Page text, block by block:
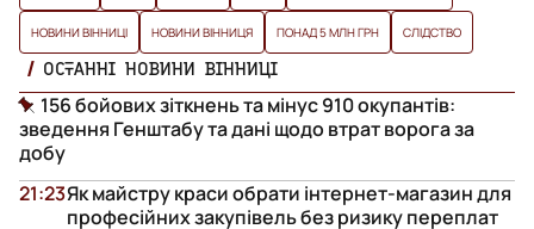
НОВИНИ ВІННИЦІ НОВИНИ ВІННИЦЯ ПОНАД 5 МЛН ГРН СЛІДСТВО
ОСТАННІ НОВИНИ ВІННИЦІ
156 бойових зіткнень та мінус 910 окупантів:
зведення Генштабу та дані щодо втрат ворога за
добу
Як майстру краси обрати інтернет-магазин для
професійних закупівель без ризику переплат
21:23